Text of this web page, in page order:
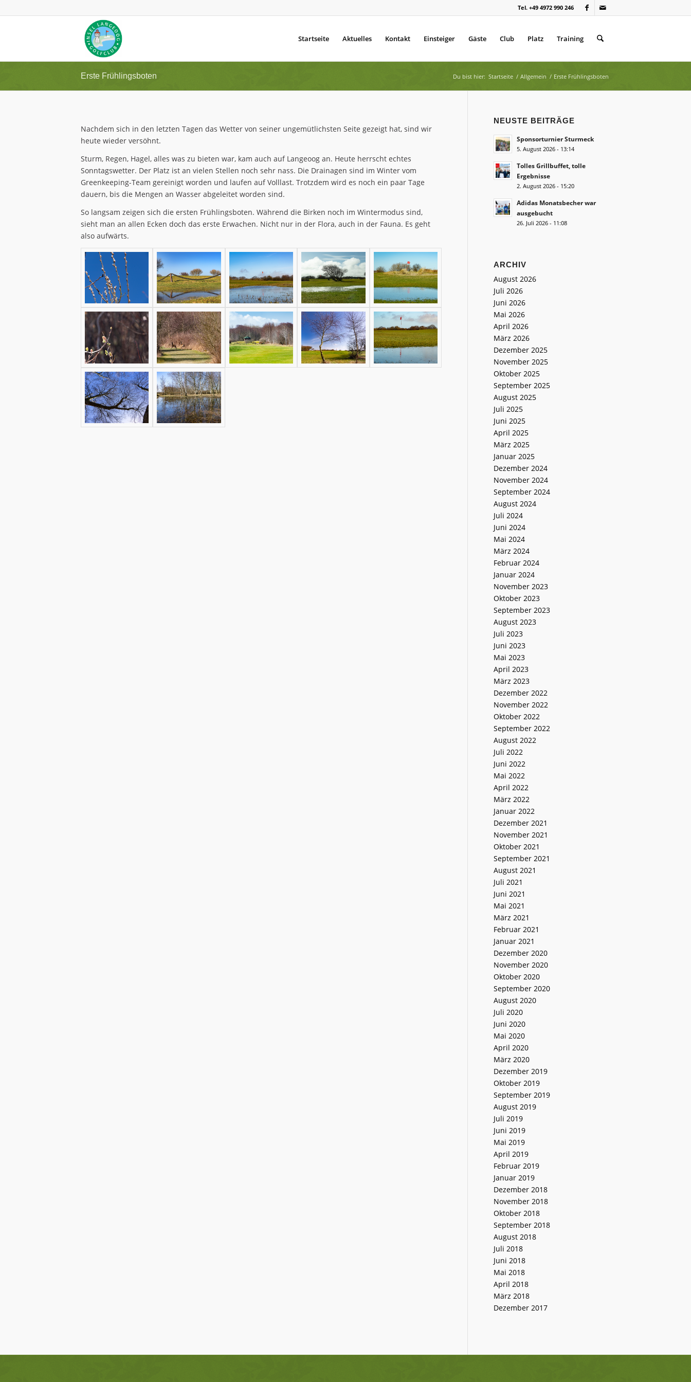
Tel. +49 4972 990 246
Startseite Aktuelles Kontakt Einsteiger Gäste Club Platz Training
Erste Frühlingsboten Du bist hier: Startseite / Allgemein / Erste Frühlingsboten
Nachdem sich in den letzten Tagen das Wetter von seiner ungemütlichsten Seite gezeigt hat, sind wir
heute wieder versöhnt.
Sturm, Regen, Hagel, alles was zu bieten war, kam auch auf Langeoog an. Heute herrscht echtes
Sonntagswetter. Der Platz ist an vielen Stellen noch sehr nass. Die Drainagen sind im Winter vom
Greenkeeping-Team gereinigt worden und laufen auf Volllast. Trotzdem wird es noch ein paar Tage
dauern, bis die Mengen an Wasser abgeleitet worden sind.
So langsam zeigen sich die ersten Frühlingsboten. Während die Birken noch im Wintermodus sind,
sieht man an allen Ecken doch das erste Erwachen. Nicht nur in der Flora, auch in der Fauna. Es geht
also aufwärts.
NEUSTE BEITRÄGE
Sponsorturnier Sturmeck
5. August 2026 - 13:14
Tolles Grillbuffet, tolle
Ergebnisse
2. August 2026 - 15:20
Adidas Monatsbecher war
ausgebucht
26. Juli 2026 - 11:08
ARCHIV
August 2026
Juli 2026
Juni 2026
Mai 2026
April 2026
März 2026
Dezember 2025
November 2025
Oktober 2025
September 2025
August 2025
Juli 2025
Juni 2025
April 2025
März 2025
Januar 2025
Dezember 2024
November 2024
September 2024
August 2024
Juli 2024
Juni 2024
Mai 2024
März 2024
Februar 2024
Januar 2024
November 2023
Oktober 2023
September 2023
August 2023
Juli 2023
Juni 2023
Mai 2023
April 2023
März 2023
Dezember 2022
November 2022
Oktober 2022
September 2022
August 2022
Juli 2022
Juni 2022
Mai 2022
April 2022
März 2022
Januar 2022
Dezember 2021
November 2021
Oktober 2021
September 2021
August 2021
Juli 2021
Juni 2021
Mai 2021
März 2021
Februar 2021
Januar 2021
Dezember 2020
November 2020
Oktober 2020
September 2020
August 2020
Juli 2020
Juni 2020
Mai 2020
April 2020
März 2020
Dezember 2019
Oktober 2019
September 2019
August 2019
Juli 2019
Juni 2019
Mai 2019
April 2019
Februar 2019
Januar 2019
Dezember 2018
November 2018
Oktober 2018
September 2018
August 2018
Juli 2018
Juni 2018
Mai 2018
April 2018
März 2018
Dezember 2017